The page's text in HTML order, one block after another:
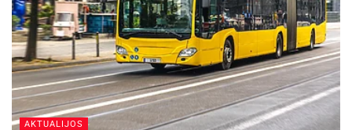
AKTUALIJOS